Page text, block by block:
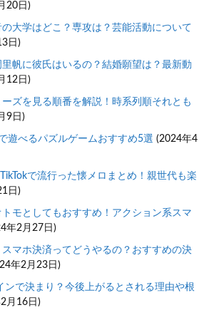
20日)
大学はどこ？専攻は？芸能活動について
日)
帆に彼氏はいるの？結婚願望は？最新動
12日)
ズを見る順番を解説！時系列順それとも
9日)
遊べるパズルゲームおすすめ5選 (2024年4
で流行った懐メロまとめ！親世代も楽
日)
モとしてもおすすめ！アクション系スマ
年2月27日)
スマホ決済ってどうやるの？おすすめの決
年2月23日)
ンで決まり？今後上がるとされる理由や根
月16日)